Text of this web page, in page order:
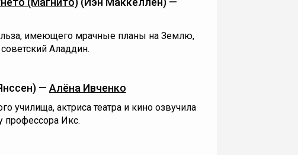
имеющего мрачные планы на Землю,
Аладдин.
— Алёна Ивченко
училища, актриса театра и кино озвучила
профессора Икс.